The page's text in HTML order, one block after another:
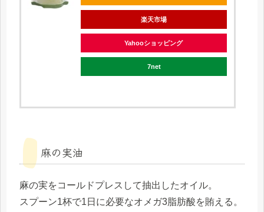
楽天市場
Yahooショッピング
7net
麻の実油
麻の実をコールドプレスして抽出したオイル。
スプーン1杯で1日に必要なオメガ3脂肪酸を賄える。